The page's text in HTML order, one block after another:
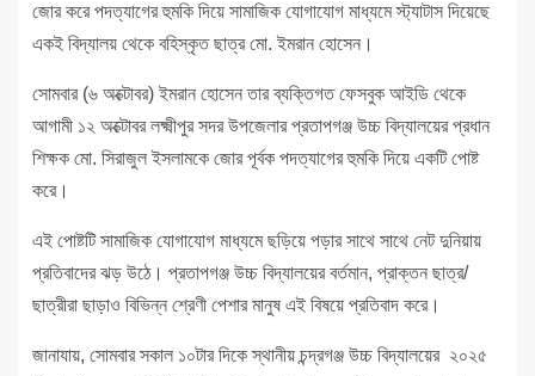
জোর করে পদত্যাগের হুমকি দিয়ে সামাজিক যোগাযোগ মাধ্যমে স্ট্যাটাস দিয়েছে
একই বিদ্যালয় থেকে বহিস্কৃত ছাত্র মো. ইমরান হোসেন।
সোমবার (৬ অক্টোবর) ইমরান হোসেন তার ব্যক্তিগত ফেসবুক আইডি থেকে
আগামী ১২ অক্টোবর লক্ষ্মীপুর সদর উপজেলার প্রতাপগঞ্জ উচ্চ বিদ্যালয়ের প্রধান
শিক্ষক মো. সিরাজুল ইসলামকে জোর পূর্বক পদত্যাগের হুমকি দিয়ে একটি পোষ্ট
করে।
এই পোষ্টটি সামাজিক যোগাযোগ মাধ্যমে ছড়িয়ে পড়ার সাথে সাথে নেট দুনিয়ায়
প্রতিবাদের ঝড় উঠে। প্রতাপগঞ্জ উচ্চ বিদ্যালয়ের বর্তমান, প্রাক্তন ছাত্র/
ছাত্রীরা ছাড়াও বিভিন্ন শ্রেণী পেশার মানুষ এই বিষয়ে প্রতিবাদ করে।
জানাযায়, সোমবার সকাল ১০টার দিকে স্থানীয় চন্দ্রগঞ্জ উচ্চ বিদ্যালয়ের ২০২৫